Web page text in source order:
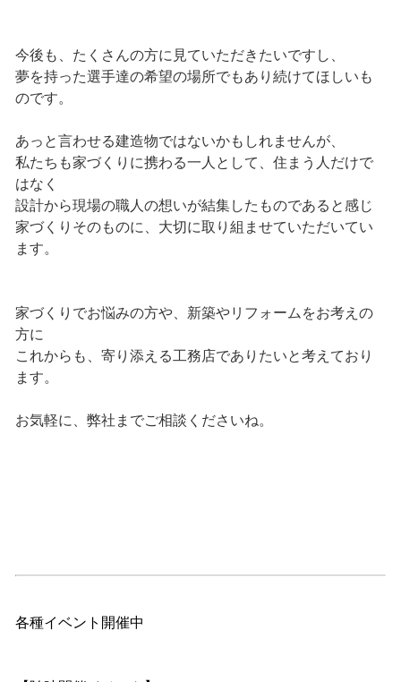
今後も、たくさんの方に見ていただきたいですし、
夢を持った選手達の希望の場所でもあり続けてほしいも
のです。
あっと言わせる建造物ではないかもしれませんが、
私たちも家づくりに携わる一人として、住まう人だけで
はなく
設計から現場の職人の想いが結集したものであると感じ
家づくりそのものに、大切に取り組ませていただいてい
ます。
家づくりでお悩みの方や、新築やリフォームをお考えの
方に
これからも、寄り添える工務店でありたいと考えており
ます。
お気軽に、弊社までご相談くださいね。
各種イベント開催中